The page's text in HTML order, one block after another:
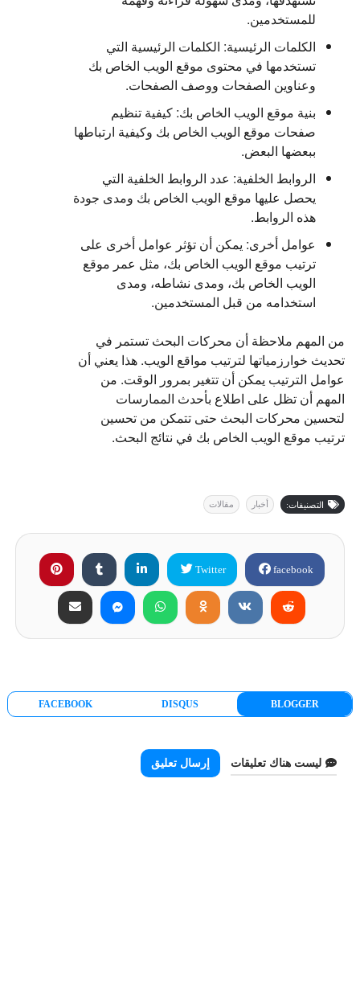
للمستخدمين.
الكلمات الرئيسية: الكلمات الرئيسية التي
تستخدمها في محتوى موقع الويب الخاص بك
وعناوين الصفحات ووصف الصفحات.
بنية موقع الويب الخاص بك: كيفية تنظيم
صفحات موقع الويب الخاص بك وكيفية ارتباطها
ببعضها البعض.
الروابط الخلفية: عدد الروابط الخلفية التي
يحصل عليها موقع الويب الخاص بك ومدى جودة
هذه الروابط.
عوامل أخرى: يمكن أن تؤثر عوامل أخرى على
ترتيب موقع الويب الخاص بك، مثل عمر موقع
الويب الخاص بك، ومدى نشاطه، ومدى
استخدامه من قبل المستخدمين.
من المهم ملاحظة أن محركات البحث تستمر في
تحديث خوارزمياتها لترتيب مواقع الويب. هذا يعني أن
عوامل الترتيب يمكن أن تتغير بمرور الوقت. من
المهم أن تظل على اطلاع بأحدث الممارسات
لتحسين محركات البحث حتى تتمكن من تحسين
ترتيب موقع الويب الخاص بك في نتائج البحث.
التصنيفات: أخبار مقالات
facebook
Twitter
BLOGGER
DISQUS
FACEBOOK
ليست هناك تعليقات إرسال تعليق